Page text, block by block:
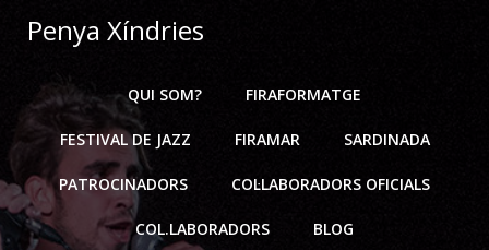
Penya Xíndries
QUI SOM? FIRAFORMATGE
FESTIVAL DE JAZZ FIRAMAR SARDINADA
PATROCINADORS COL·LABORADORS OFICIALS
COL.LABORADORS BLOG